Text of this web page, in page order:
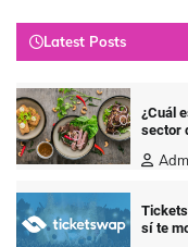
Latest Posts
¿Cuál
sector
sí te